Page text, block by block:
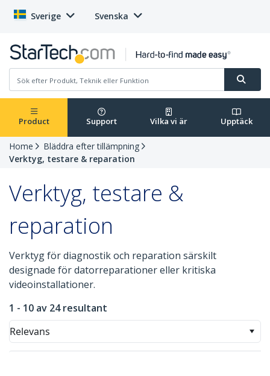
Sverige Svenska
Product Support Vilka vi är Upptäck
Home
Bläddra efter tillämpning
Verktyg, testare & reparation
Verktyg, testare &
reparation
Verktyg för diagnostik och reparation särskilt
designade för datorreparationer eller kritiska
videoinstallationer.
1 - 10 av 24 resultant
Relevans